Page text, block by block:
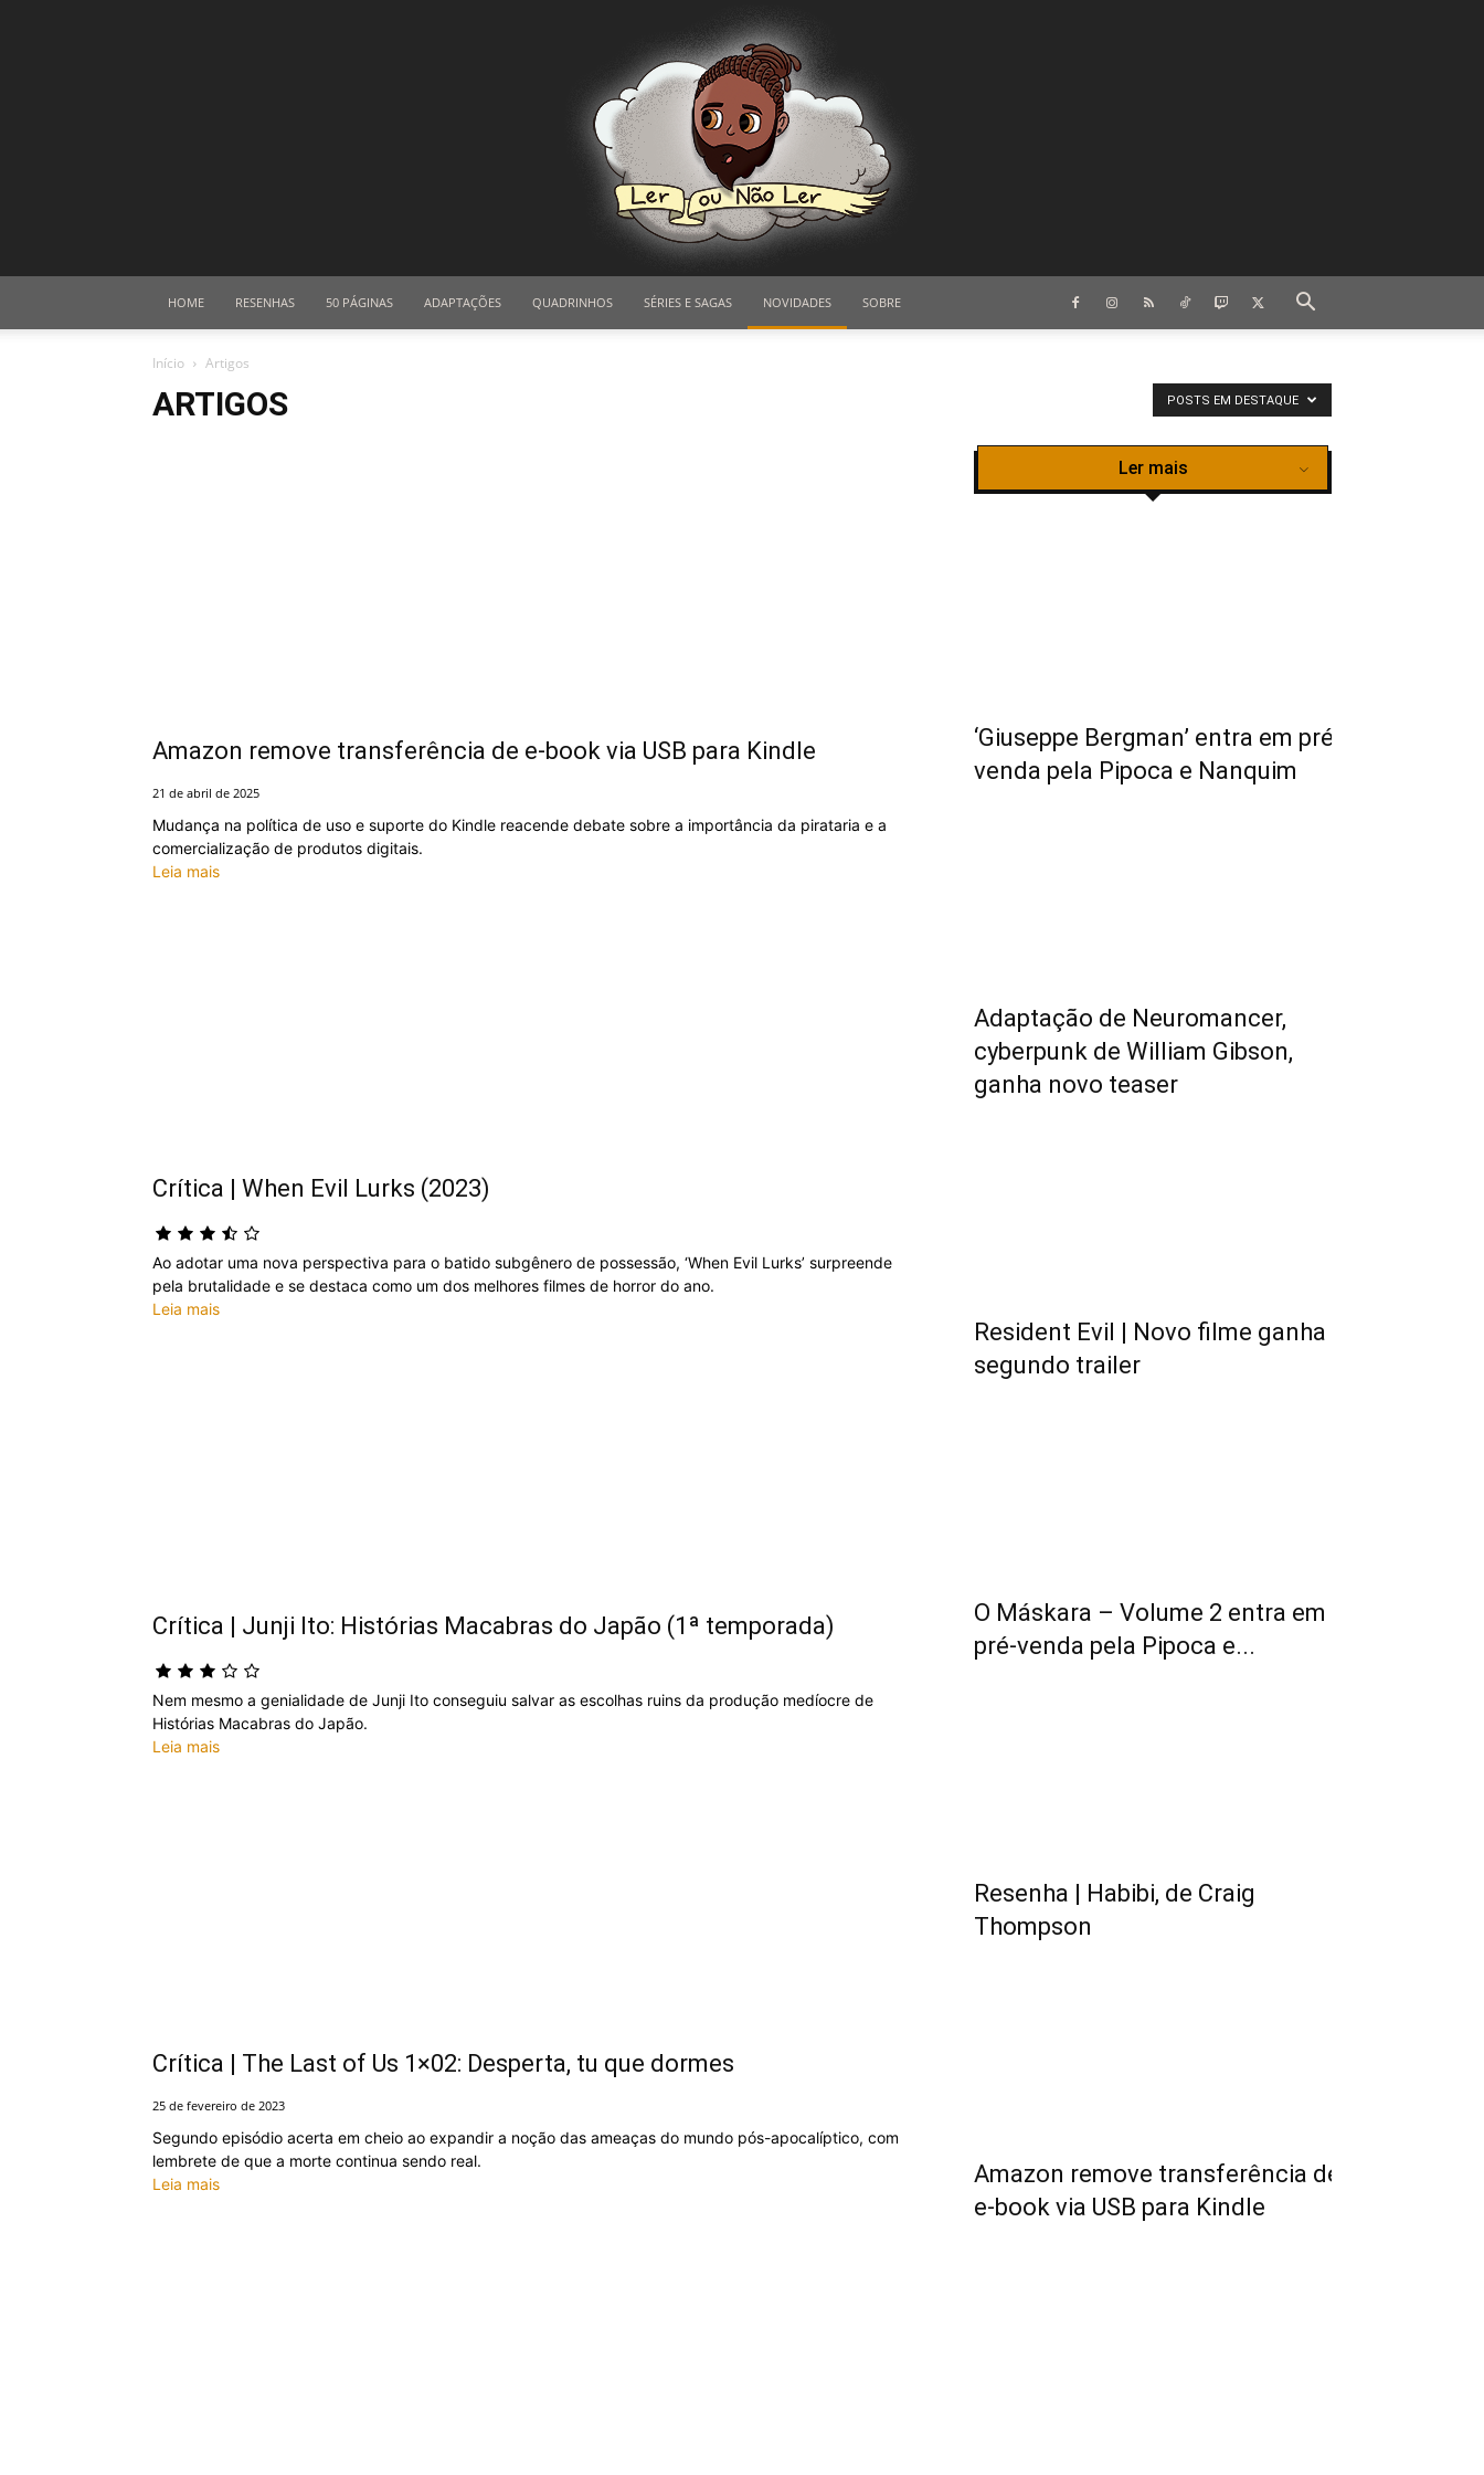
HOME RESENHAS 50 PÁGINAS ADAPTAÇÕES QUADRINHOS SÉRIES E SAGAS NOVIDADES SOBRE
Início Artigos
ARTIGOS POSTS EM DESTAQUE
Amazon remove transferência de e-book via USB para Kindle
21 de abril de 2025
Mudança na política de uso e suporte do Kindle reacende debate sobre a importância da pirataria e a
comercialização de produtos digitais.
Leia mais
Crítica | When Evil Lurks (2023)
Ao adotar uma nova perspectiva para o batido subgênero de possessão, ‘When Evil Lurks’ surpreende
pela brutalidade e se destaca como um dos melhores filmes de horror do ano.
Leia mais
Crítica | Junji Ito: Histórias Macabras do Japão (1ª temporada)
Nem mesmo a genialidade de Junji Ito conseguiu salvar as escolhas ruins da produção medíocre de
Histórias Macabras do Japão.
Leia mais
Crítica | The Last of Us 1×02: Desperta, tu que dormes
25 de fevereiro de 2023
Segundo episódio acerta em cheio ao expandir a noção das ameaças do mundo pós-apocalíptico, com
lembrete de que a morte continua sendo real.
Leia mais
Ler mais
‘Giuseppe Bergman’ entra em pré-
venda pela Pipoca e Nanquim
Adaptação de Neuromancer,
cyberpunk de William Gibson,
ganha novo teaser
Resident Evil | Novo filme ganha
segundo trailer
O Máskara – Volume 2 entra em
pré-venda pela Pipoca e...
Resenha | Habibi, de Craig
Thompson
Amazon remove transferência de
e-book via USB para Kindle